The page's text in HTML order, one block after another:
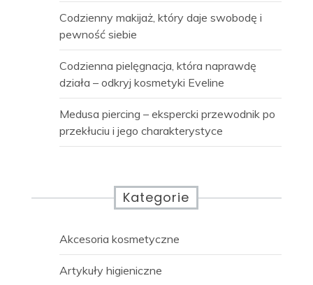
Codzienny makijaż, który daje swobodę i
pewność siebie
Codzienna pielęgnacja, która naprawdę
działa – odkryj kosmetyki Eveline
Medusa piercing – ekspercki przewodnik po
przekłuciu i jego charakterystyce
Kategorie
Akcesoria kosmetyczne
Artykuły higieniczne